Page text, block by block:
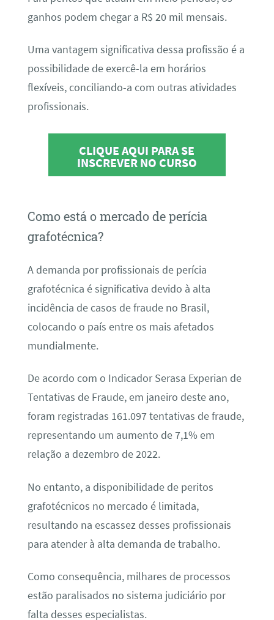
ganhos podem chegar a R$ 20 mil mensais.
Uma vantagem significativa dessa profissão é a
possibilidade de exercê-la em horários
flexíveis, conciliando-a com outras atividades
profissionais.
CLIQUE AQUI PARA SE
INSCREVER NO CURSO
Como está o mercado de perícia
grafotécnica?
A demanda por profissionais de perícia
grafotécnica é significativa devido à alta
incidência de casos de fraude no Brasil,
colocando o país entre os mais afetados
mundialmente.
De acordo com o Indicador Serasa Experian de
Tentativas de Fraude, em janeiro deste ano,
foram registradas 161.097 tentativas de fraude,
representando um aumento de 7,1% em
relação a dezembro de 2022.
No entanto, a disponibilidade de peritos
grafotécnicos no mercado é limitada,
resultando na escassez desses profissionais
para atender à alta demanda de trabalho.
Como consequência, milhares de processos
estão paralisados no sistema judiciário por
falta desses especialistas.